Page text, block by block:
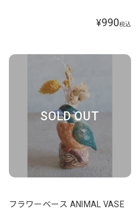
¥990税込
SOLD OUT
フラワーベース ANIMAL VASE